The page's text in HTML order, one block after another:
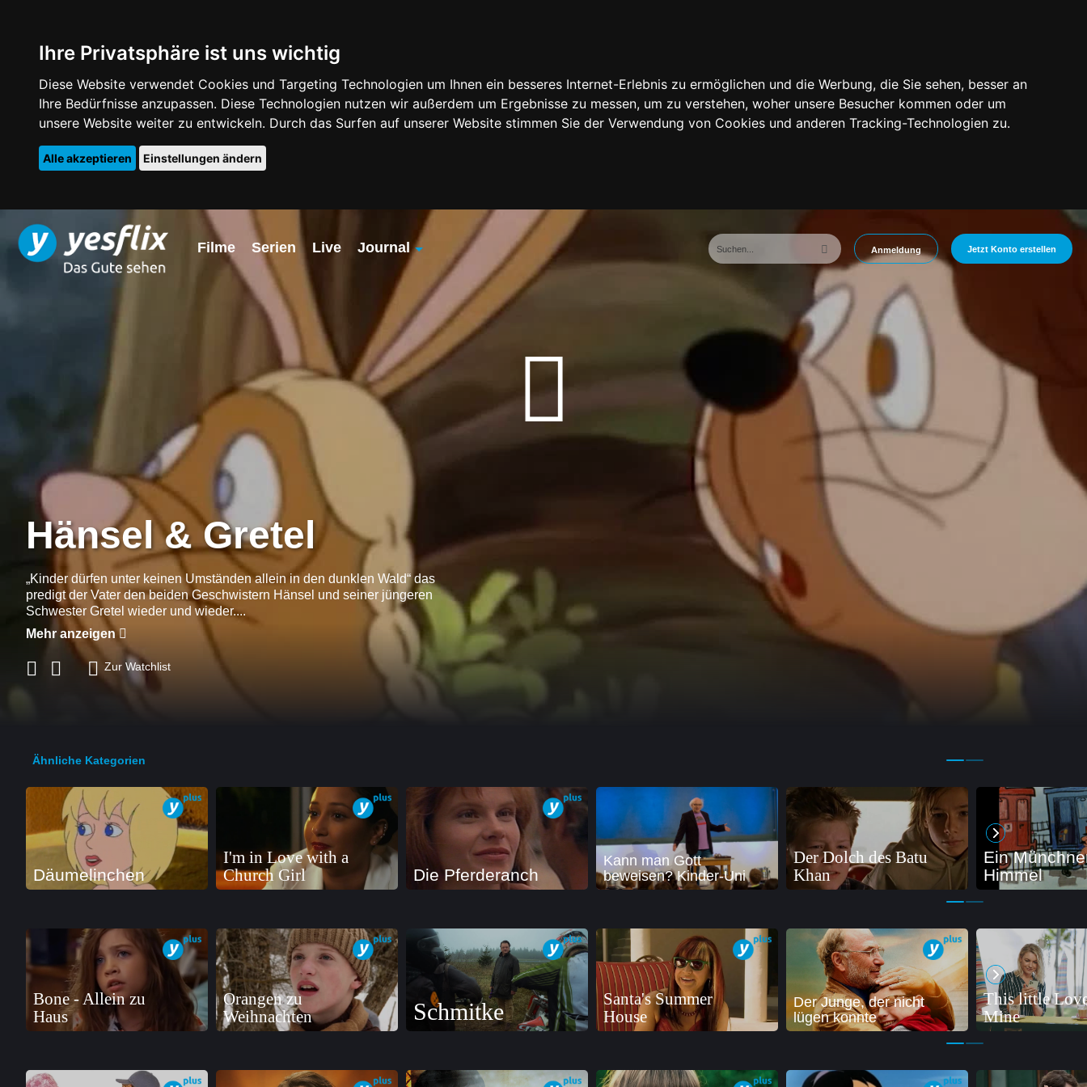
Ihre Privatsphäre ist uns wichtig
Diese Website verwendet Cookies und Targeting Technologien um Ihnen ein besseres Internet-Erlebnis zu ermöglichen und die Werbung, die Sie sehen, besser an
Ihre Bedürfnisse anzupassen. Diese Technologien nutzen wir außerdem um Ergebnisse zu messen, um zu verstehen, woher unsere Besucher kommen oder um
unsere Website weiter zu entwickeln. Durch das Surfen auf unserer Website stimmen Sie der Verwendung von Cookies und anderen Tracking-Technologien zu.
Alle akzeptieren Einstellungen ändern
Filme Serien Live
Journal
Übersicht
Anmeldung Jetzt Konto erstellen
Hänsel & Gretel
„Kinder dürfen unter keinen Umständen allein in den dunklen Wald“ das
predigt der Vater den beiden Geschwistern Hänsel und seiner jüngeren
Schwester Gretel wieder und wieder....
Mehr anzeigen
Zur Watchlist
Ähnliche Kategorien
Däumelinchen
I'm in Love with a
Church Girl
Die Pferderanch
Kann man Gott
beweisen? Kinder-Uni
Der Dolch des Batu
Khan
Ein
Himmel
Bone - Allein zu
Haus
Orangen zu
Weihnachten
Schmitke
Santa's Summer
House
Der Junge, der nicht
lügen konnte
This little
Mine